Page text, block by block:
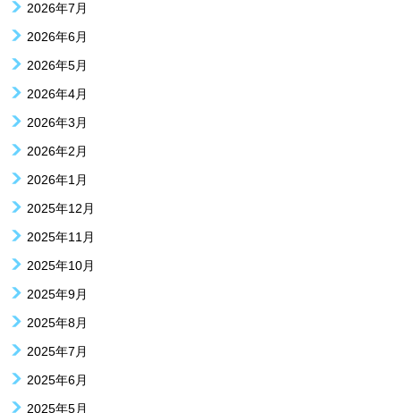
2026年7月
2026年6月
2026年5月
2026年4月
2026年3月
2026年2月
2026年1月
2025年12月
2025年11月
2025年10月
2025年9月
2025年8月
2025年7月
2025年6月
2025年5月